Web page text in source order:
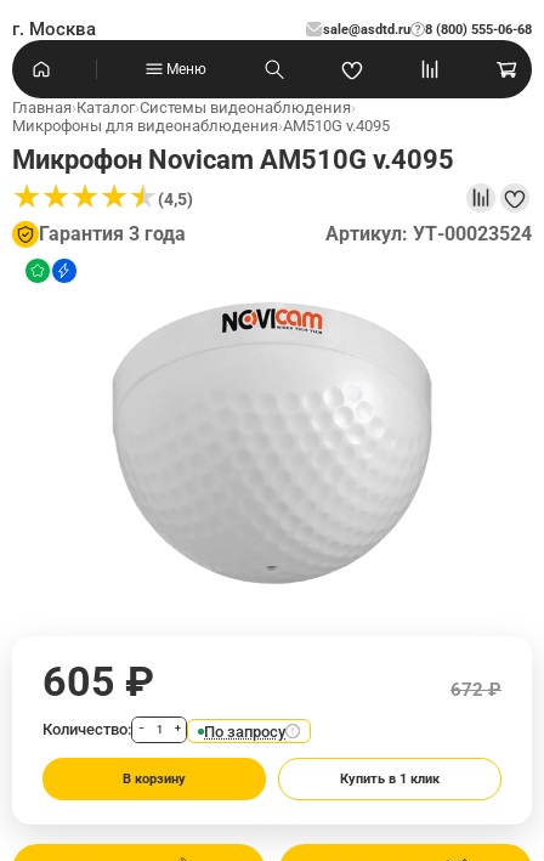
г. Москва sale@asdtd.ru 8 (800) 555-06-68
?
Меню
Главная›Каталог›Системы видеонаблюдения›
Микрофоны для видеонаблюдения›AM510G v.4095
Микрофон Novicam AM510G v.4095
★★★★★
★★★★★(4,5)
Гарантия 3 года Артикул: УТ-00023524
605 ₽ 672 ₽
Количество: − + По запросу
В корзину Купить в 1 клик